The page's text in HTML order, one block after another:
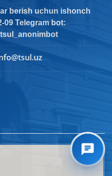
berish uchun ishonch
09 Telegram bot: